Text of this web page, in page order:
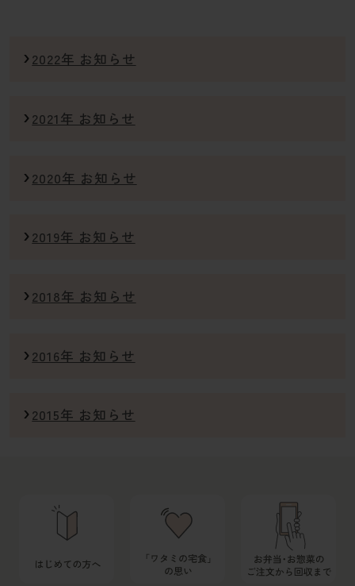
2022年 お知らせ
2021年 お知らせ
2020年 お知らせ
2019年 お知らせ
2018年 お知らせ
2016年 お知らせ
2015年 お知らせ